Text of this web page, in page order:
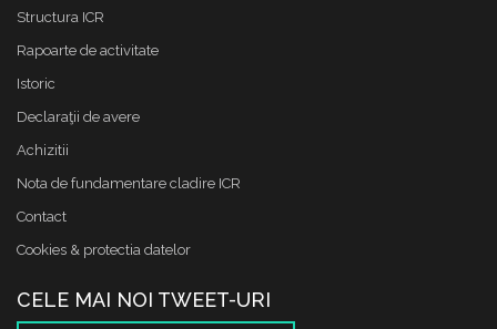
Structura ICR
Rapoarte de activitate
Istoric
Declaraţii de avere
Achizitii
Nota de fundamentare cladire ICR
Contact
Cookies & protectia datelor
CELE MAI NOI TWEET-URI